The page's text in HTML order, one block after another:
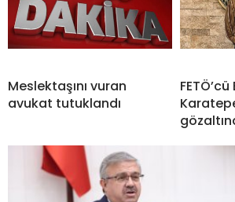
Meslektaşını vuran
avukat tutuklandı